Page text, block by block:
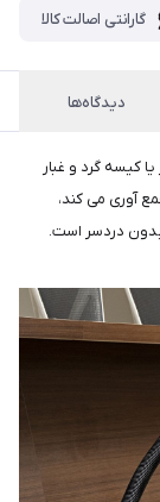
گارانتی اصالت کالا
دیدگاه‌ها
کیسه گرد و غبار
آوری می کند،
بدون دردسر است.